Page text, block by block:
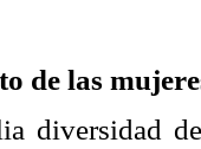
de las
diversidad